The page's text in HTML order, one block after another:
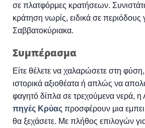
σε πλατφόρμες κρατήσεων.
κράτηση νωρίς, ειδικά σε περιόδους
Σαββατοκύριακα.
Συμπέρασμα
Είτε θέλετε να χαλαρώσετε στη
ιστορικά αξιοθέατα ή απλώς να
φαγητό δίπλα σε τρεχούμενα νερά, η
πηγές Κρύας προσφέρουν μια
θα ξεχάσετε. Με πλήθος επιλογών